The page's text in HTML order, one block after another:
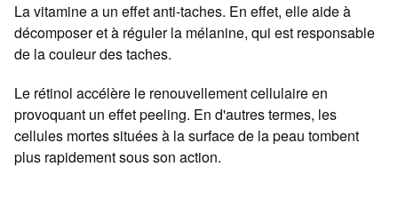
La vitamine a un effet anti-taches. En effet, elle aide à
décomposer et à réguler la mélanine, qui est responsable
de la couleur des taches.
Le rétinol accélère le renouvellement cellulaire en
provoquant un effet peeling. En d'autres termes, les
cellules mortes situées à la surface de la peau tombent
plus rapidement sous son action.